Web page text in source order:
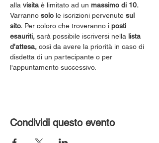
alla visita è limitato ad un massimo di 10.
Varranno solo le iscrizioni pervenute sul
sito. Per coloro che troveranno i posti
esauriti, sarà possibile iscriversi nella lista
d'attesa, così da avere la priorità in caso di
disdetta di un partecipante o per
l'appuntamento successivo.
Condividi questo evento